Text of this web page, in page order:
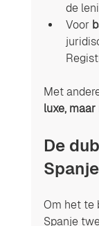
de
Voor
Met
luxe,
De
Spanje
Om het te
Spanje